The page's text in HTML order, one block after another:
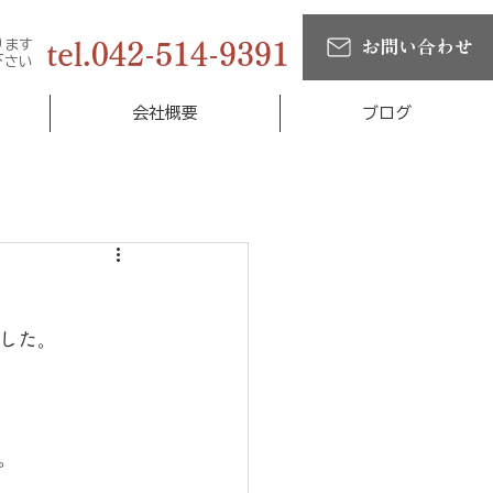
ます
さい
tel.042-514-9391 お問い合わせ
会社概要 ブログ
た。